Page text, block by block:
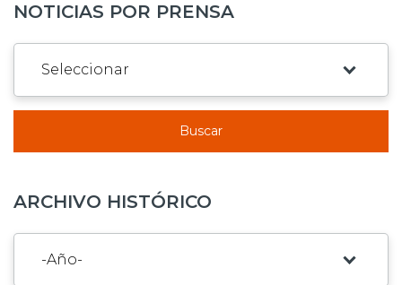
NOTICIAS POR PRENSA
Buscar
ARCHIVO HISTÓRICO